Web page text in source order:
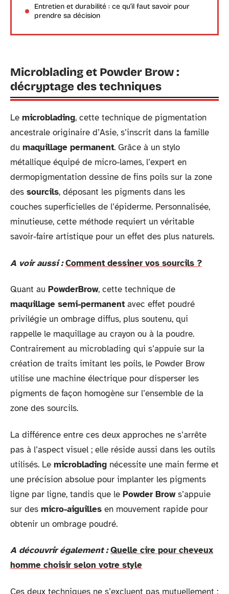
Entretien et durabilité : ce qu’il faut savoir pour
prendre sa décision
Microblading et Powder Brow :
décryptage des techniques
Le microblading, cette technique de pigmentation
ancestrale originaire d’Asie, s’inscrit dans la famille
du maquillage permanent. Grâce à un stylo
métallique équipé de micro-lames, l’expert en
dermopigmentation dessine de fins poils sur la zone
des sourcils, déposant les pigments dans les
couches superficielles de l’épiderme. Personnalisée,
minutieuse, cette méthode requiert un véritable
savoir-faire artistique pour un effet des plus naturels.
A voir aussi : Comment dessiner vos sourcils ?
Quant au PowderBrow, cette technique de
maquillage semi-permanent avec effet poudré
privilégie un ombrage diffus, plus soutenu, qui
rappelle le maquillage au crayon ou à la poudre.
Contrairement au microblading qui s’appuie sur la
création de traits imitant les poils, le Powder Brow
utilise une machine électrique pour disperser les
pigments de façon homogène sur l’ensemble de la
zone des sourcils.
La différence entre ces deux approches ne s’arrête
pas à l’aspect visuel ; elle réside aussi dans les outils
utilisés. Le microblading nécessite une main ferme et
une précision absolue pour implanter les pigments
ligne par ligne, tandis que le Powder Brows’appuie
sur des micro-aiguilles en mouvement rapide pour
obtenir un ombrage poudré.
A découvrir également : Quelle cire pour cheveux
homme choisir selon votre style
Ces deux techniques ne s’excluent pas mutuellement ;